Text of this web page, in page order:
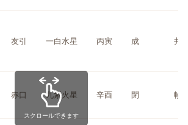
友引 一白水星 丙寅 成 井
赤口 九紫火星 辛酉 閉 軫
スクロールできます